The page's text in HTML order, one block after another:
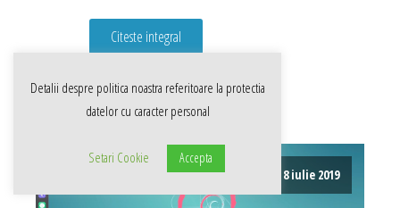
Citeste integral
8 iulie 2019
Detalii despre politica noastra referitoare la protectia
datelor cu caracter personal
Setari Cookie Accepta